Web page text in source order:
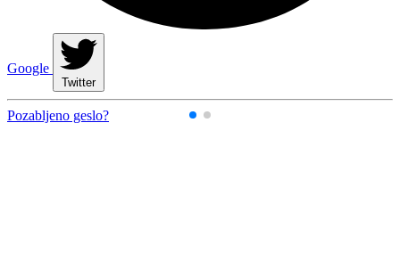
Google
Twitter
Pozabljeno geslo?